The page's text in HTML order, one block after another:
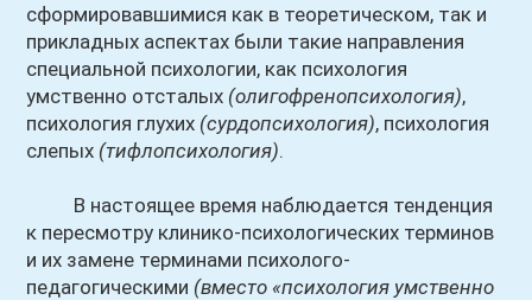
сформировавшимися как в теоретическом, так и
прикладных аспектах были такие направления
специальной психологии, как психология
умственно отсталых (олигофренопсихология),
психология глухих (сурдопсихология), психология
слепых (тифлопсихология).
В настоящее время наблюдается тенденция
к пересмотру клинико-психологических терминов
и их замене терминами психолого-
педагогическими (вместо «психология умственно